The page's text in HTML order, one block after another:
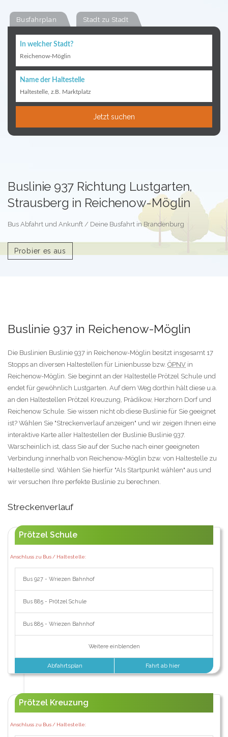
Busfahrplan Stadt zu Stadt
In welcher Stadt?
Reichenow-Möglin
Name der Haltestelle
Haltestelle, z.B. Marktplatz
Jetzt suchen
Buslinie 937 Richtung Lustgarten,
Strausberg in Reichenow-Möglin
Bus Abfahrt und Ankunft / Deine Busfahrt in Brandenburg
Probier es aus
Buslinie 937 in Reichenow-Möglin
Die Buslinien Buslinie 937 in Reichenow-Möglin besitzt insgesamt 17
Stopps an diversen Haltestellen für Linienbusse bzw. ÖPNV in
Reichenow-Möglin. Sie beginnt an der Haltestelle Prötzel Schule und
endet für gewöhnlich Lustgarten. Auf dem Weg dorthin hält diese u.a.
an den Haltestellen Prötzel Kreuzung, Prädikow, Herzhorn Dorf und
Reichenow Schule. Sie wissen nicht ob diese Buslinie für Sie geeignet
ist? Wählen Sie "Streckenverlauf anzeigen" und wir zeigen Ihnen eine
interaktive Karte aller Haltestellen der Buslinie Buslinie 937.
Warscheinlich ist, dass Sie auf der Suche nach einer geeigneten
Verbindung innerhalb von Reichenow-Möglin bzw. von Haltestelle zu
Haltestelle sind. Wählen Sie hierfür "Als Startpunkt wählen" aus und
wir versuchen Ihre perfekte Buslinie zu berechnen.
Streckenverlauf
Prötzel Schule
Anschluss zu Bus / Haltestelle:
Bus 927 - Wriezen Bahnhof
Bus 885 - Prötzel Schule
Bus 885 - Wriezen Bahnhof
Weitere einblenden
Abfahrtsplan Fahrt ab hier
Prötzel Kreuzung
Anschluss zu Bus / Haltestelle: